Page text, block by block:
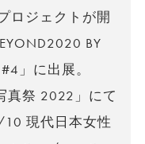
ロジェクトが開
BY
#4」に出展。
真祭 2022」にて
現代日本女性